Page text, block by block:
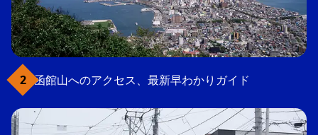
函館山へのアクセス、最新早わかりガイド